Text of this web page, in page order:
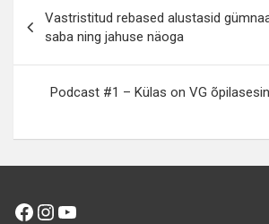
Vastristitud rebased alustasid
saba ning jahuse näoga
Podcast #1 – Külas on VG
Facebook
Instagram
YouTube